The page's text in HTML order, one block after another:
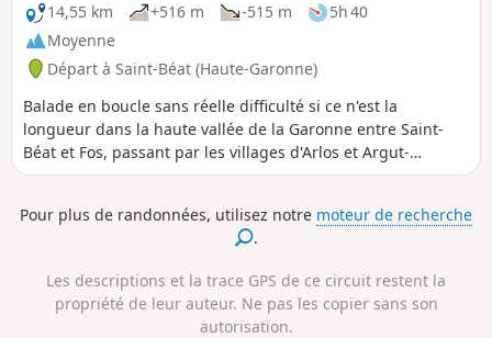
14,55 km
+516 m -515 m
5h 40
Moyenne
Départ à Saint-Béat (Haute-Garonne)
Balade en boucle sans réelle difficulté si ce n'est la
longueur dans la haute vallée de la Garonne entre Saint-
Béat et Fos, passant par les villages d'Arlos et Argut-
dessous et Lez. Itinéraire retravaillé en mai 2022 après
une petite boucle pour passer au cœur du village de St-
Pour plus de randonnées, utilisez notre moteur de recherche
.
Les descriptions et la trace GPS de ce circuit restent la
propriété de leur auteur. Ne pas les copier sans son
autorisation.